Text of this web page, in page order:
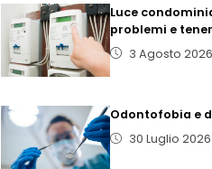
Luce
problemi e
3 Agosto 2026
Odontofobia e
30 Luglio 2026